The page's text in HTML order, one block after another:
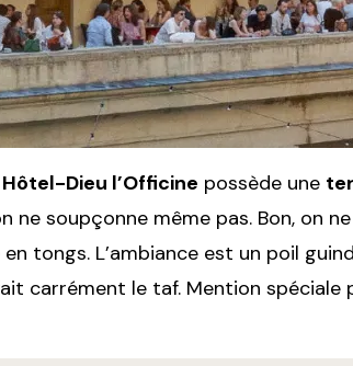
Dieu l’Officine possède une
ne soupçonne même pas. Bon, on
tongs. L’ambiance est un poil
carrément le taf. Mention